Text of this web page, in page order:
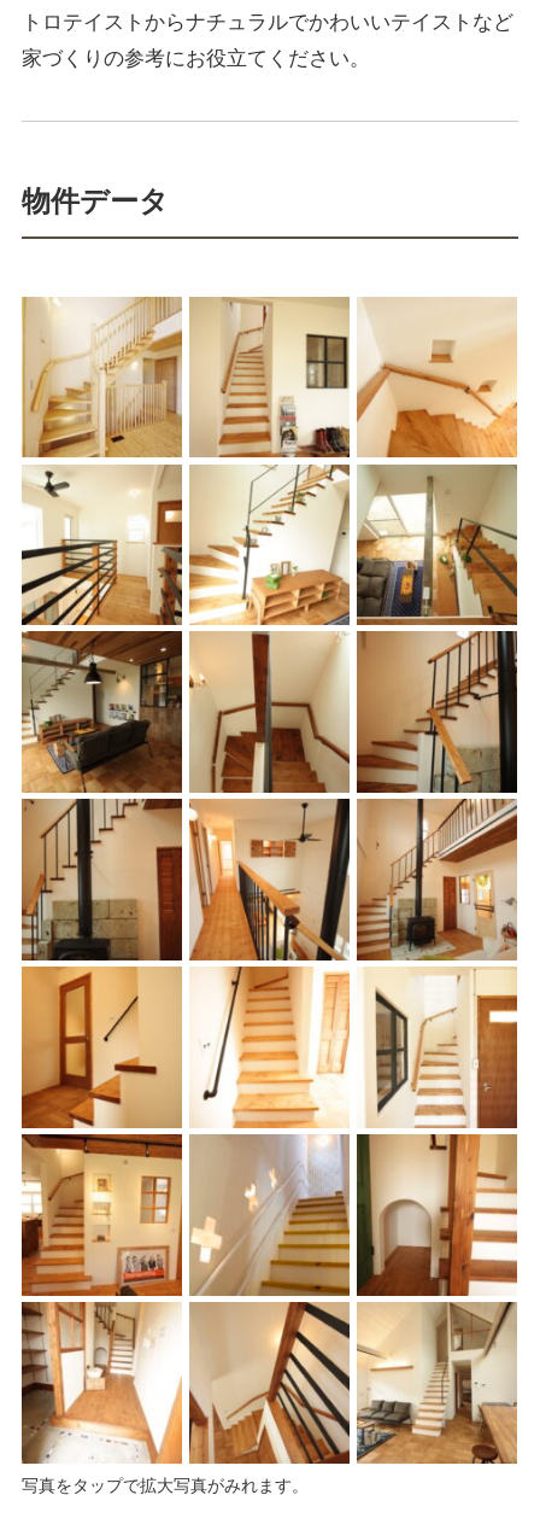
トロテイストからナチュラルでかわいいテイストなど
家づくりの参考にお役立てください。
物件データ
写真をタップで拡大写真がみれます。